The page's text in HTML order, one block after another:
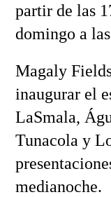
partir de las
domingo a
Magaly
inaugurar el
LaSmala,
Tunacola y
medianoche.